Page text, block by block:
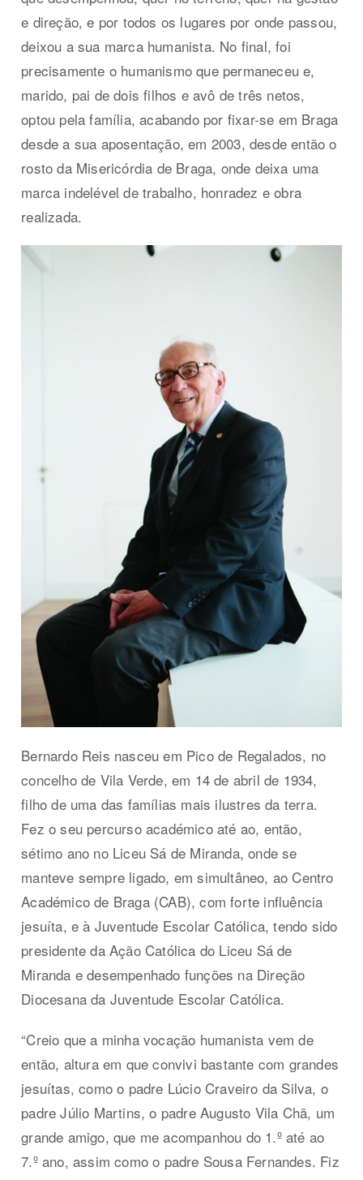
e direção, e por todos os lugares por onde passou,
deixou a sua marca humanista. No final, foi
precisamente o humanismo que permaneceu e,
marido, pai de dois filhos e avô de três netos,
optou pela família, acabando por fixar-se em Braga
desde a sua aposentação, em 2003, desde então o
rosto da Misericórdia de Braga, onde deixa uma
marca indelével de trabalho, honradez e obra
realizada.
Bernardo Reis nasceu em Pico de Regalados, no
concelho de Vila Verde, em 14 de abril de 1934,
filho de uma das famílias mais ilustres da terra.
Fez o seu percurso académico até ao, então,
sétimo ano no Liceu Sá de Miranda, onde se
manteve sempre ligado, em simultâneo, ao Centro
Académico de Braga (CAB), com forte influência
jesuíta, e à Juventude Escolar Católica, tendo sido
presidente da Ação Católica do Liceu Sá de
Miranda e desempenhado funções na Direção
Diocesana da Juventude Escolar Católica.
“Creio que a minha vocação humanista vem de
então, altura em que convivi bastante com grandes
jesuítas, como o padre Lúcio Craveiro da Silva, o
padre Júlio Martins, o padre Augusto Vila Chã, um
grande amigo, que me acompanhou do 1.º até ao
7.º ano, assim como o padre Sousa Fernandes. Fiz